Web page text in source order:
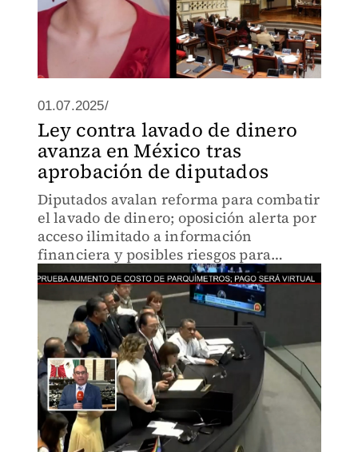
01.07.2025/
Ley contra lavado de dinero
avanza en México tras
aprobación de diputados
Diputados avalan reforma para combatir
el lavado de dinero; oposición alerta por
acceso ilimitado a información
financiera y posibles riesgos para
ciudadanos.